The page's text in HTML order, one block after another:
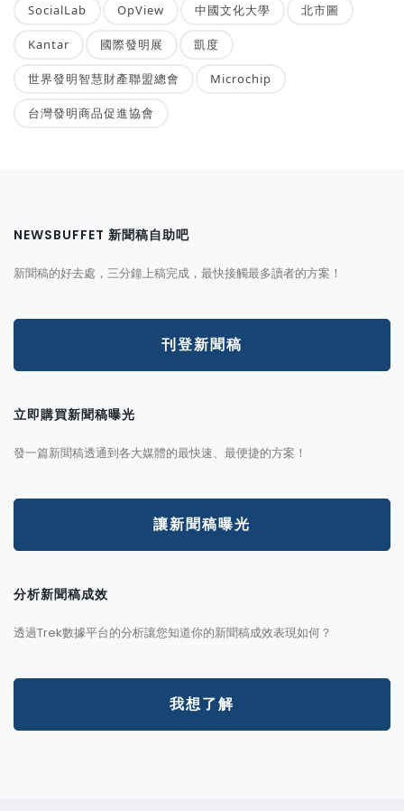
SocialLab OpView 中國文化大學 北市圖
Kantar 國際發明展 凱度
世界發明智慧財產聯盟總會 Microchip
台灣發明商品促進協會
NEWSBUFFET 新聞稿自助吧
新聞稿的好去處，三分鐘上稿完成，最快接觸最多讀者的方案！
刊登新聞稿
立即購買新聞稿曝光
發一篇新聞稿透通到各大媒體的最快速、最便捷的方案！
讓新聞稿曝光
分析新聞稿成效
透過Trek數據平台的分析讓您知道你的新聞稿成效表現如何？
我想了解